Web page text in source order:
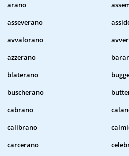
arano
asseverano
avvalorano
azzerano
blaterano
buscherano
cabrano
calibrano
carcerano